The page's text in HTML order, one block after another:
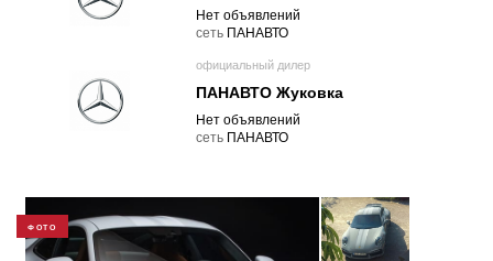
Нет объявлений
cеть ПАНАВТО
официальный дилер
ПАНАВТО Жуковка
Нет объявлений
cеть ПАНАВТО
ФОТО